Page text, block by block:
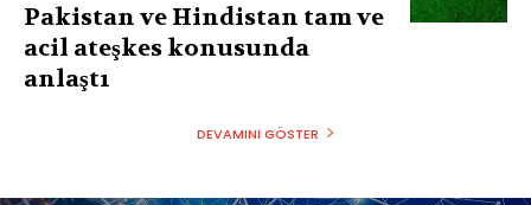
Pakistan ve Hindistan tam ve
acil ateşkes konusunda
anlaştı
DEVAMINI GÖSTER